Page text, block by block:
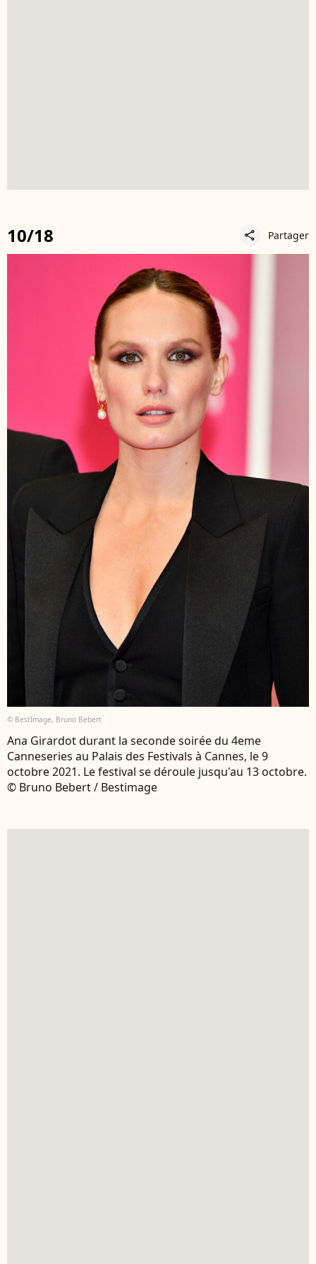
10/18 share Partager
© BestImage, Bruno Bebert
Ana Girardot durant la seconde soirée du 4eme
Canneseries au Palais des Festivals à Cannes, le 9
octobre 2021. Le festival se déroule jusqu'au 13 octobre.
© Bruno Bebert / Bestimage